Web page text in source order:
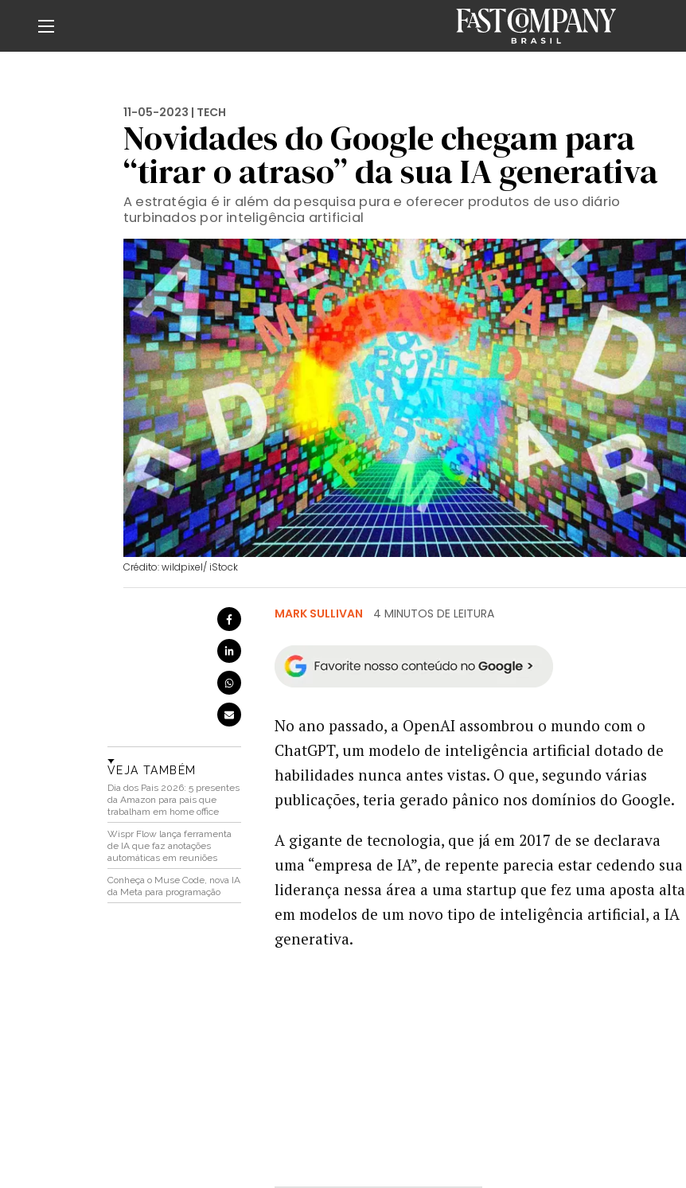
11-05-2023 | TECH
Novidades do Google chegam para
“tirar o atraso” da sua IA generativa
A estratégia é ir além da pesquisa pura e oferecer produtos de uso diário
turbinados por inteligência artificial
Crédito: wildpixel/ iStock
VEJA TAMBÉM
Dia dos Pais 2026: 5 presentes
da Amazon para pais que
trabalham em home office
Wispr Flow lança ferramenta
de IA que faz anotações
automáticas em reuniões
Conheça o Muse Code, nova IA
da Meta para programação
MARK SULLIVAN 4 MINUTOS DE LEITURA
No ano passado, a OpenAI assombrou o mundo com o
ChatGPT, um modelo de inteligência artificial dotado de
habilidades nunca antes vistas. O que, segundo várias
publicações, teria gerado pânico nos domínios do Google.
A gigante de tecnologia, que já em 2017 de se declarava
uma “empresa de IA”, de repente parecia estar cedendo sua
liderança nessa área a uma startup que fez uma aposta alta
em modelos de um novo tipo de inteligência artificial, a IA
generativa.